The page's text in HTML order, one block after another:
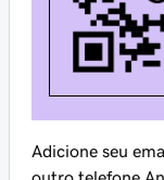
Adicione seu